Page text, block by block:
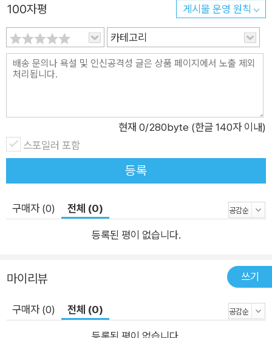
016 운영 체제에 관해 가능한 모든 것을 배운다면 IT 분야의 모든 업
처음 이 책을 계획할 때 가능한 예제의 개요를 모으는 작업이 어려웠
다. 어디서부터 시작해야 할까? Windows Server 2016에서는 많
은 역할을 실행할 수 있으며, 각 역할 내에는 많은 작업이 있다. Serv
러나 그럴 경우 처음 Windows Server 관리에 관해 배우려는 사람
에게 도움이 될 만한 예제가 없다는 사실을 깨달았다. 기본 예제 없이
는 새로운 기능도 보잘것없기 때문에 Windows Server에서 일반적
으로 제공하는 중요한 인프라 역할의 기본적인 이해를 돕는 것이 중
그래서 나는 이 책에 양쪽을 모두 적절히 배치했다. 우선, Windows
Server의 이전 버전에서도 수행했던 핵심 인프라 작업을 이제 새로
하는 몇 가지 새로운 기능을 보여주는 예제와 이들 핵심 작업을 섞는
dows Server를 다뤄본 경험자가 새로운 지식을 얻을 수 있게 더 세
부적인 내용을 다룬다. Active Directory, DNS, DHCP, 인증서 서
잘 이해하기 원하는 개발자에게서 Windows Server를 다루는
핵심과 기본 정보 포함 여부를 여러 번 질문 받았다. 두 경우 모두
이 책이 도움이 될 것이다. Windows Server 2016 환경에 필요
한 핵심 인프라를 관리하고 유지하는 데 필요한 기술과 지식을 얻
고자 하는 사람은 흥미로운 내용을 찾을 수 있을 것이다. ★ 이 책
016을 사용하는 여정의 시작으로 새로운 운영 체제의 전체 모습
을 탐색하는 방법을 알아내고, 일상 업무를 좀 더 효과적으로 만
들어주는 몇 가지 팁과 요령을 얻는다. 2장, '핵심 인프라 작업'에
서는 핵심 마이크로소프트 기술 스택을 구성하고 작업하는 방법
을 설명한다. 포함된 예제는 Windows 네트워크에서 작업하려
는 모든 관리자를 위한 핵심 지식을 고려했다. 3장, '보안과 네트
워킹'에서는 서버에서 액세스를 잠그는 몇 가지 방법을 설명한다.
네트워크 트래픽 모니터링을 시작할 때 아주 유용한 도구가 될 수
서 인증서를 만들고 배포하는 작업에 익숙하게 만든다. PKI는 점
차 보편화되고 있지만, 대다수의 서버 관리자는 아직 이를 직접
작업할 기회를 얻지 못했다. 5장, '인터넷 정보 서비스'에서는 네
100자평 게시물 운영 원칙
카테고리
현재 0/280byte (한글 140자 이내)
스포일러 포함
등록
구매자 (0) 전체 (0)
등록된 평이 없습니다.
마이리뷰 쓰기
구매자 (0) 전체 (0)